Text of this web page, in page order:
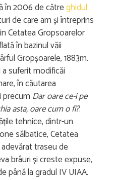
în 2006 de cătreghidul
de care am și întreprins
Cetatea Gropsoarelor
în bazinul văii
Gropșoarele, 1883m.
suferit modificăi
în căutarea
precum Dar oare ce-i pe
asta, oare cum o fi?.
tehnice, dintr-un
sălbatice, Cetatea
traseu de
brâuri și creste expuse,
până la gradul IV UIAA.